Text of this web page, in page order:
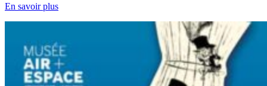
En savoir plus